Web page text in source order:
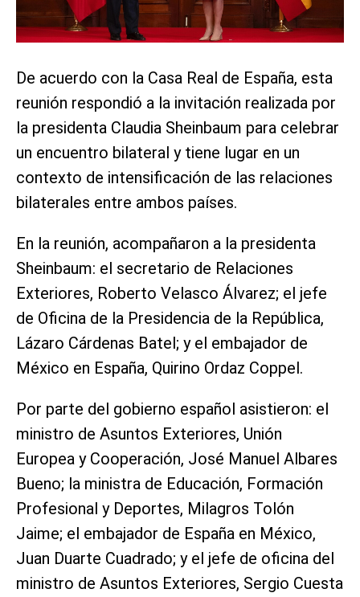
De acuerdo con la Casa Real de España, esta
reunión respondió a la invitación realizada por
la presidenta Claudia Sheinbaum para celebrar
un encuentro bilateral y tiene lugar en un
contexto de intensificación de las relaciones
bilaterales entre ambos países.
En la reunión, acompañaron a la presidenta
Sheinbaum: el secretario de Relaciones
Exteriores, Roberto Velasco Álvarez; el jefe
de Oficina de la Presidencia de la República,
Lázaro Cárdenas Batel; y el embajador de
México en España, Quirino Ordaz Coppel.
Por parte del gobierno español asistieron: el
ministro de Asuntos Exteriores, Unión
Europea y Cooperación, José Manuel Albares
Bueno; la ministra de Educación, Formación
Profesional y Deportes, Milagros Tolón
Jaime; el embajador de España en México,
Juan Duarte Cuadrado; y el jefe de oficina del
ministro de Asuntos Exteriores, Sergio Cuesta